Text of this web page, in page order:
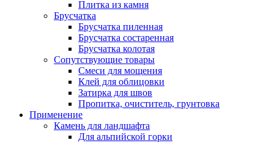
Плитка из камня
Брусчатка
Брусчатка пиленная
Брусчатка состаренная
Брусчатка колотая
Сопутствующие товары
Смеси для мощения
Клей для облицовки
Затирка для швов
Пропитка, очиститель, грунтовка
Применение
Камень для ландшафта
Для альпийской горки